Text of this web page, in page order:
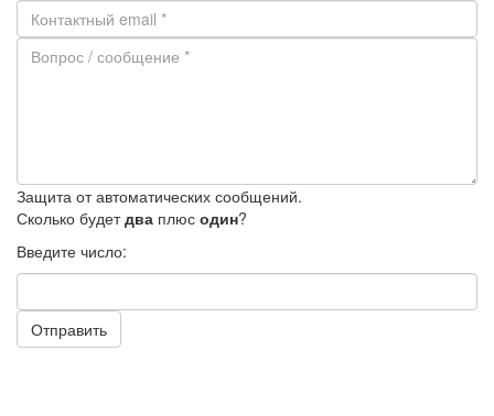
Защита от автоматических сообщений.
Сколько будетдва плюс один?
Введите число:
Отправить